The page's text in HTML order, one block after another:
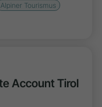
Alpiner Tourismus
Account Tirol